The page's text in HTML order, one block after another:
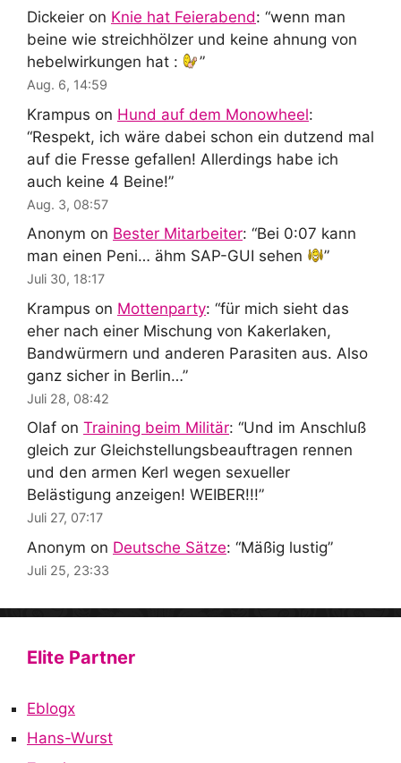
Dickeier on Knie hat Feierabend: “wenn man
beine wie streichhölzer und keine ahnung von
hebelwirkungen hat :
”
Aug. 6, 14:59
Krampus on Hund auf dem Monowheel:
“Respekt, ich wäre dabei schon ein dutzend mal
auf die Fresse gefallen! Allerdings habe ich
auch keine 4 Beine!”
Aug. 3, 08:57
Anonym on Bester Mitarbeiter: “Bei 0:07 kann
man einen Peni… ähm SAP-GUI sehen
”
Juli 30, 18:17
Krampus on Mottenparty: “für mich sieht das
eher nach einer Mischung von Kakerlaken,
Bandwürmern und anderen Parasiten aus. Also
ganz sicher in Berlin…”
Juli 28, 08:42
Olaf on Training beim Militär: “Und im Anschluß
gleich zur Gleichstellungsbeauftragen rennen
und den armen Kerl wegen sexueller
Belästigung anzeigen! WEIBER!!!”
Juli 27, 07:17
Anonym on Deutsche Sätze: “Mäßig lustig”
Juli 25, 23:33
Elite Partner
Eblogx
Hans-Wurst